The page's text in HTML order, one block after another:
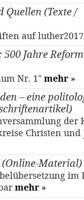
Quellen (Texte /
auf
Jahre
Nr. 1" mehr »
– eine
der
Christen und
Material)
im
mehr »